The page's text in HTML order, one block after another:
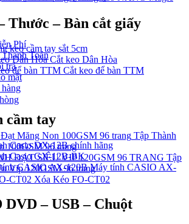
Thước – Bàn cắt giấy
keo cầm tay sắt 5cm
Cắt keo Dân Hòa
Cắt keo để bàn TTM
cầm tay
Casio DX-12B chính hãng
Casio GX-12B-BK
Máy tính CASIO AX-
DVD – USB – Chuột
Phí
Toán
trả
mật
Tập Thành
100GSM 96 trang
Tập
Vip 120GSM 96 trang
Xóa Kéo FO-CT02